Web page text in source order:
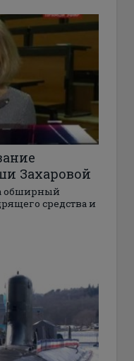
Захаровой
обширный
средства и